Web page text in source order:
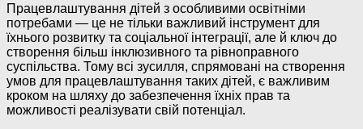
Працевлаштування дітей з особливими освітніми
потребами — це не тільки важливий інструмент для
їхнього розвитку та соціальної інтеграції, але й ключ до
створення більш інклюзивного та рівноправного
суспільства. Тому всі зусилля, спрямовані на створення
умов для працевлаштування таких дітей, є важливим
кроком на шляху до забезпечення їхніх прав та
можливості реалізувати свій потенціал.